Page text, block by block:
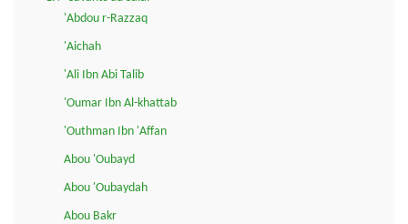
'Abdou r-Razzaq
'Aichah
'Ali Ibn Abi Talib
'Oumar Ibn Al-khattab
'Outhman Ibn 'Affan
Abou 'Oubayd
Abou 'Oubaydah
Abou Bakr